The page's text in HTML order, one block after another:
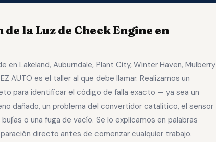
la Luz de Check Engine en
en Lakeland, Auburndale, Plant City, Winter Haven, Mulberry
AUTO es el taller al que debe llamar. Realizamos un
para identificar el código de falla exacto — ya sea un
dañado, un problema del convertidor catalítico, el sensor
o una fuga de vacío. Se lo explicamos en palabras
directo antes de comenzar cualquier trabajo.